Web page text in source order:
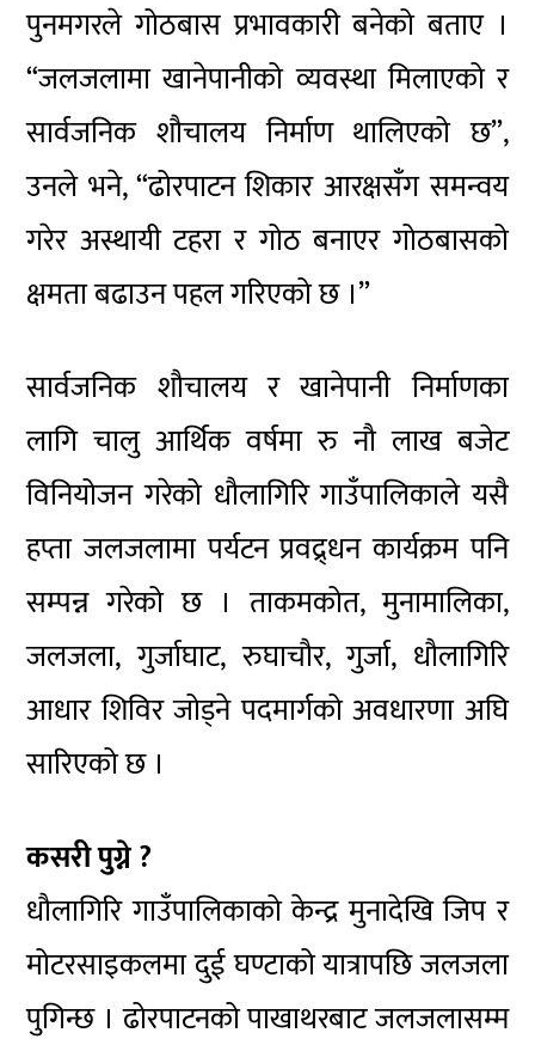
पुनमगरले गोठबास प्रभावकारी बनेको बताए ।
“जलजलामा खानेपानीको व्यवस्था मिलाएको र
सार्वजनिक शौचालय निर्माण थालिएको छ”,
उनले भने, “ढोरपाटन शिकार आरक्षसँग समन्वय
गरेर अस्थायी टहरा र गोठ बनाएर गोठबासको
क्षमता बढाउन पहल गरिएको छ ।”
सार्वजनिक शौचालय र खानेपानी निर्माणका
लागि चालु आर्थिक वर्षमा रु नौ लाख बजेट
विनियोजन गरेको धौलागिरि गाउँपालिकाले यसै
हप्ता जलजलामा पर्यटन प्रवद्र्धन कार्यक्रम पनि
सम्पन्न गरेको छ । ताकमकोत, मुनामालिका,
जलजला, गुर्जाघाट, रुघाचौर, गुर्जा, धौलागिरि
आधार शिविर जोड्ने पदमार्गको अवधारणा अघि
सारिएको छ ।
कसरी पुग्ने ?
धौलागिरि गाउँपालिकाको केन्द्र मुनादेखि जिप र
मोटरसाइकलमा दुई घण्टाको यात्रापछि जलजला
पुगिन्छ । ढोरपाटनको पाखाथरबाट जलजलासम्म